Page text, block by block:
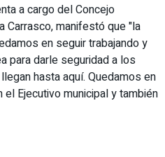
a cargo del Concejo
Carrasco, manifestó que "la
en seguir trabajando y
para darle seguridad a los
hasta aquí. Quedamos en
el Ejecutivo municipal y también